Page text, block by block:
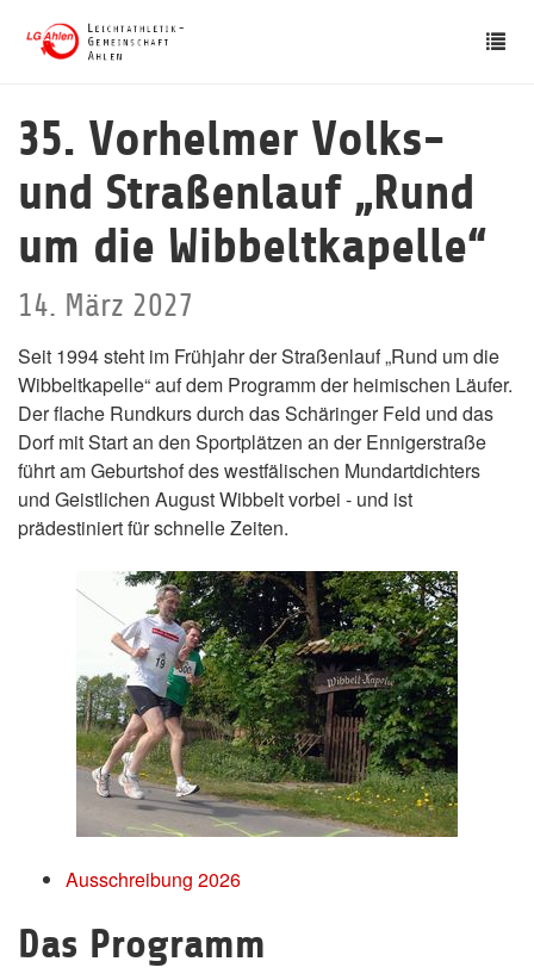
35. Vorhelmer Volks-
und Straßenlauf „Rund
um die Wibbeltkapelle“
14. März 2027
Seit 1994 steht im Frühjahr der Straßenlauf „Rund um die
Wibbeltkapelle“ auf dem Programm der heimischen Läufer.
Der flache Rundkurs durch das Schäringer Feld und das
Dorf mit Start an den Sportplätzen an der Ennigerstraße
führt am Geburtshof des westfälischen Mundartdichters
und Geistlichen August Wibbelt vorbei - und ist
prädestiniert für schnelle Zeiten.
Ausschreibung 2026
Das Programm